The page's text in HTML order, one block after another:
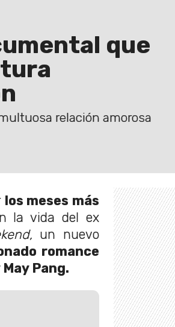
que
relación amorosa
los meses más
la vida del ex
un nuevo
romance
Pang.